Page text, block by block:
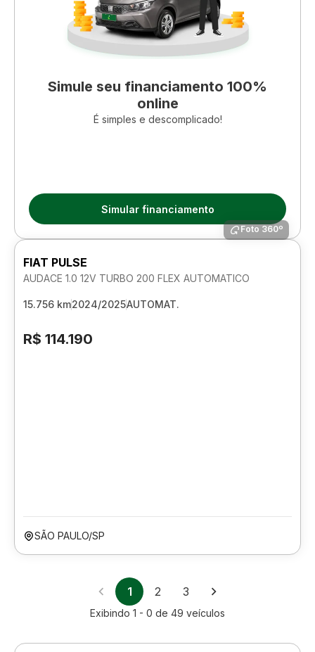
Simule seu financiamento 100%
online
É simples e descomplicado!
Simular financiamento
Foto 360º
FIAT PULSE
AUDACE 1.0 12V TURBO 200 FLEX AUTOMATICO
15.756 km2024/2025AUTOMAT.
R$ 114.190
SÃO PAULO/SP
1 2 3
Exibindo 1 - 0 de 49 veículos